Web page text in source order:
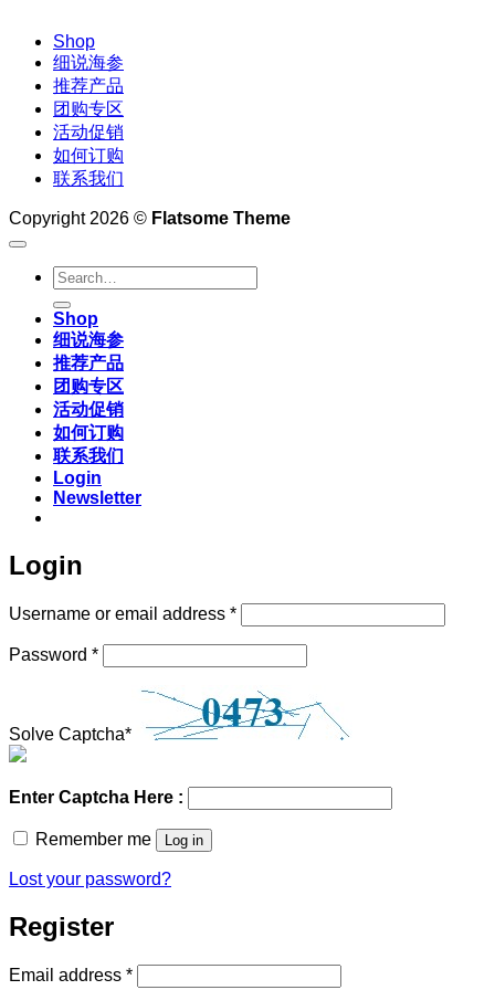
Shop
细说海参
推荐产品
团购专区
活动促销
如何订购
联系我们
Copyright 2026 © Flatsome Theme
Search
for:
Shop
细说海参
推荐产品
团购专区
活动促销
如何订购
联系我们
Login
Newsletter
Login
Username or email address *Required
Password *Required
Solve Captcha*
Enter Captcha Here :
Remember me Log in
Lost your password?
Register
Email address *Required